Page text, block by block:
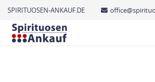
SPIRITUOSEN-ANKAUF.DE